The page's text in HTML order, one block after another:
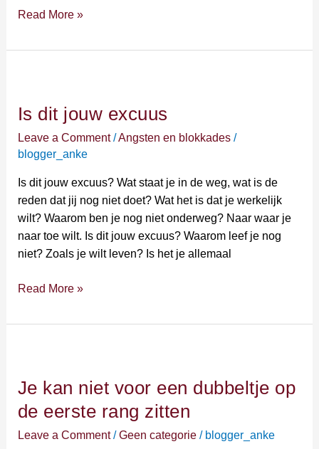
Read More »
Is dit jouw excuus
Leave a Comment /Angsten en blokkades/
blogger_anke
Is dit jouw excuus? Wat staat je in de weg, wat is de
reden dat jij nog niet doet? Wat het is dat je werkelijk
wilt? Waarom ben je nog niet onderweg? Naar waar je
naar toe wilt. Is dit jouw excuus? Waarom leef je nog
niet? Zoals je wilt leven? Is het je allemaal
jouw
Read More »
Je kan niet voor een dubbeltje op
de eerste rang zitten
Leave a Comment /Geen categorie/ blogger_anke
niet
voor
een
dubbeltje